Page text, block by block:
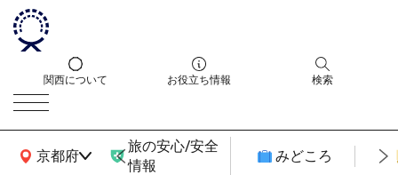
関西について お役立ち情報 検索
京都府
関西広域MAP
旅の安心/安全
情報
みどころ